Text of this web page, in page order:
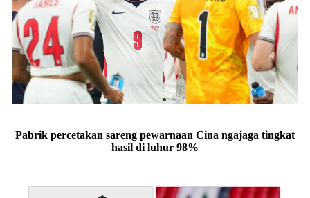
Pabrik percetakan sareng pewarnaan Cina ngajaga tingkat
hasil di luhur 98%